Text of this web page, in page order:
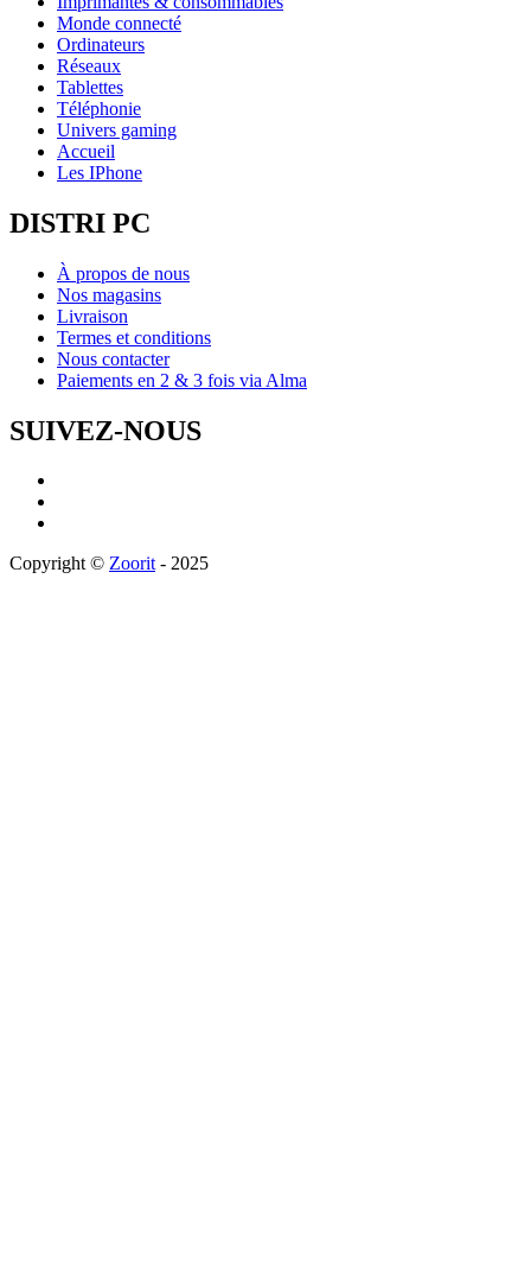
Monde connecté
Ordinateurs
Réseaux
Tablettes
Téléphonie
Univers gaming
Accueil
Les IPhone
DISTRI PC
À propos de nous
Nos magasins
Livraison
Termes et conditions
Nous contacter
Paiements en 2 & 3 fois via Alma
SUIVEZ-NOUS
Copyright © Zoorit- 2025